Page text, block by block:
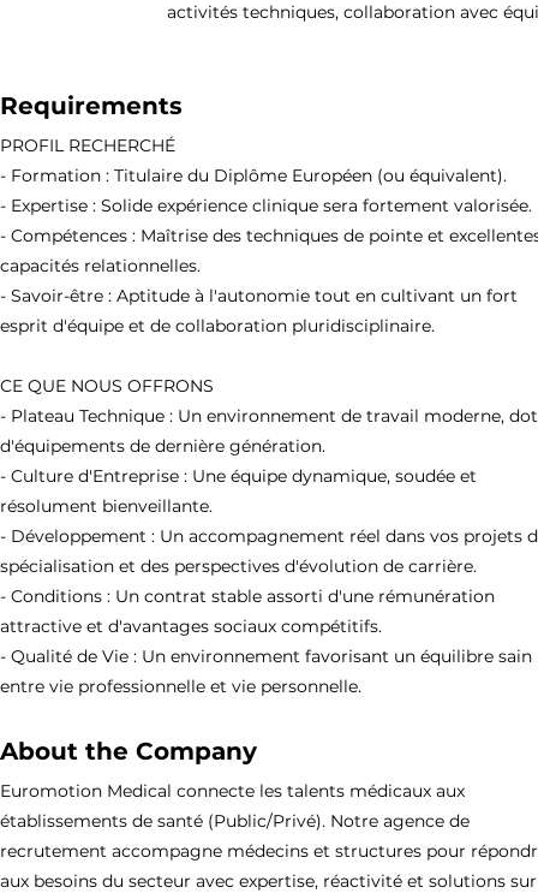
activités techniques, collaboration avec
Requirements
PROFIL RECHERCHÉ
- Formation : Titulaire du Diplôme Européen (ou équivalent).
- Expertise : Solide expérience clinique sera fortement valorisée.
- Compétences : Maîtrise des techniques de pointe et
capacités relationnelles.
- Savoir-être : Aptitude à l'autonomie tout en cultivant un fort
esprit d'équipe et de collaboration pluridisciplinaire.
CE QUE NOUS OFFRONS
- Plateau Technique : Un environnement de travail moderne,
d'équipements de dernière génération.
- Culture d'Entreprise : Une équipe dynamique, soudée et
résolument bienveillante.
- Développement : Un accompagnement réel dans vos projets
spécialisation et des perspectives d'évolution de carrière.
- Conditions : Un contrat stable assorti d'une rémunération
attractive et d'avantages sociaux compétitifs.
- Qualité de Vie : Un environnement favorisant un équilibre sain
entre vie professionnelle et vie personnelle.
About the Company
Euromotion Medical connecte les talents médicaux aux
établissements de santé (Public/Privé). Notre agence de
recrutement accompagne médecins et structures pour
aux besoins du secteur avec expertise, réactivité et solutions sur